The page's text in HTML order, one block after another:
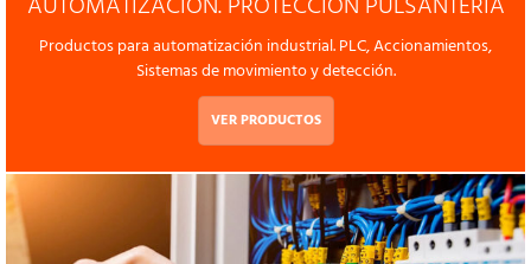
Productos para automatización industrial. PLC, Accionamientos,
Sistemas de movimiento y detección.
VER PRODUCTOS